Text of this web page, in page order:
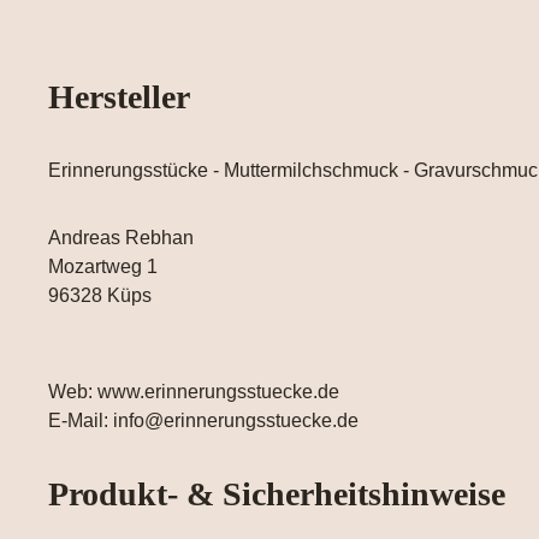
Hersteller
Erinnerungsstücke - Muttermilchschmuck -
Andreas Rebhan
Mozartweg 1
96328 Küps
Web: www.erinnerungsstuecke.de
E-Mail: info@erinnerungsstuecke.de
Produkt- & Sicherheitshinweise